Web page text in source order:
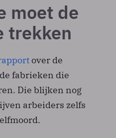
moet de
trekken
over de
fabrieken die
Die blijken nog
arbeiders zelfs